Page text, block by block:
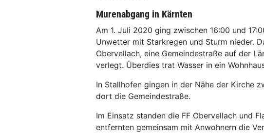
Murenabgang in Kärnten
Am 1. Juli 2020 ging zwischen 16:00 und
Unwetter mit Starkregen und Sturm nieder.
Obervellach, eine Gemeindestraße auf der
verlegt. Überdies trat Wasser in ein
In Stallhofen gingen in der Nähe der Kirche
dort die Gemeindestraße.
Im Einsatz standen die FF Obervellach und
entfernten gemeinsam mit Anwohnern die